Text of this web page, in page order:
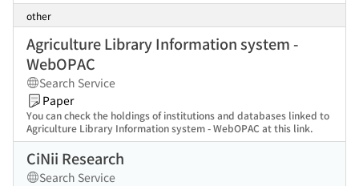
other
Agriculture Library Information system -
WebOPAC
Search Service
Paper
You can check the holdings of institutions and databases linked to
Agriculture Library Information system - WebOPAC at this link.
CiNii Research
Search Service